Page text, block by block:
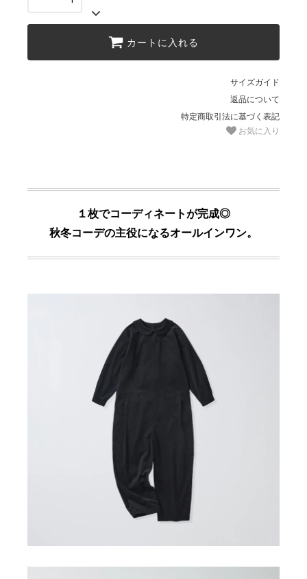
カートに入れる
サイズガイド
返品について
特定商取引法に基づく表記
お気に入り
１枚でコーディネートが完成◎
秋冬コーデの主役になるオールインワン。